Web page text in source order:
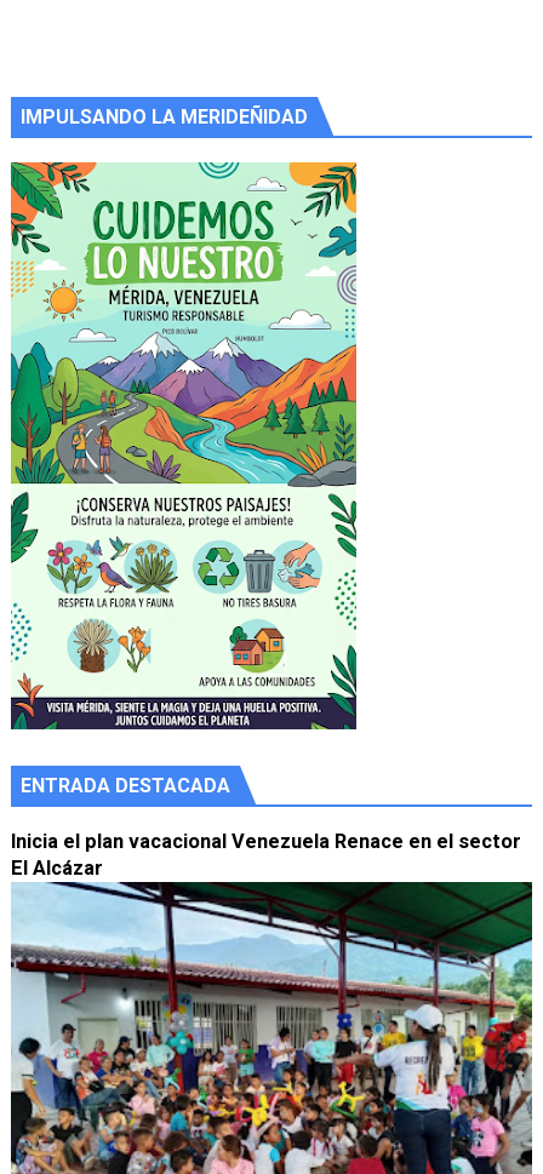
IMPULSANDO LA MERIDEÑIDAD
ENTRADA DESTACADA
Inicia el plan vacacional Venezuela Renace en el sector
El Alcázar